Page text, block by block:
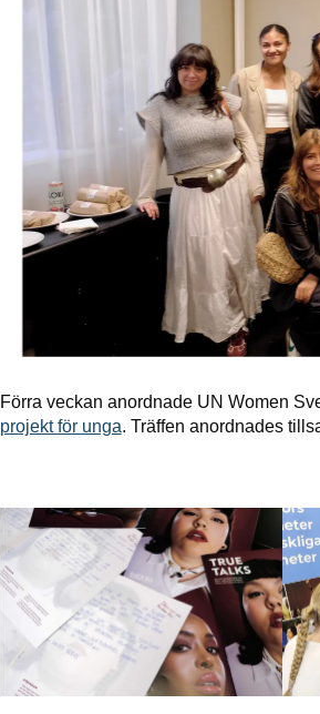
Förra veckan anordnade UN Women
projekt för unga. Träffen anordnades